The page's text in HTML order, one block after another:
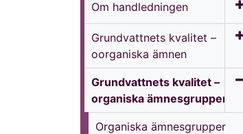
Om handledningen
Grundvattnets kvalitet –
oorganiska ämnen
Grundvattnets kvalitet –
organiska ämnesgrupper
Organiska ämnesgrupper